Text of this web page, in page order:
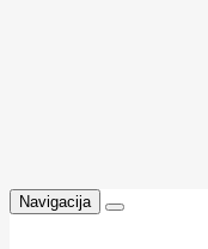
Navigacija